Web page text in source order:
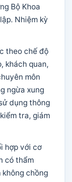
Bộ Khoa
Nhiệm kỳ
theo chế độ
khách quan,
môn
ngừa xung
dụng thông
tra, giám
hợp với cơ
có thẩm
chồng